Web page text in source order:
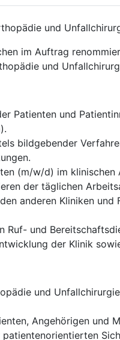
und
im Auftrag
und
Patienten und
bildgebender
(m/w/d) im klinischen
der täglichen
anderen Kliniken
Ruf- und
der Klinik
und
Angehörigen und